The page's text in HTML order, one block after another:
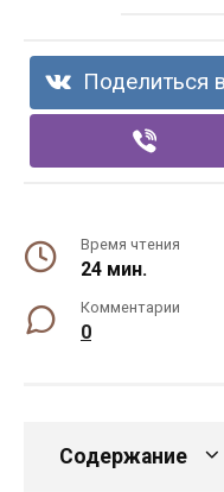
Поделиться
Время чтения
24 мин.
Комментарии
0
Содержание